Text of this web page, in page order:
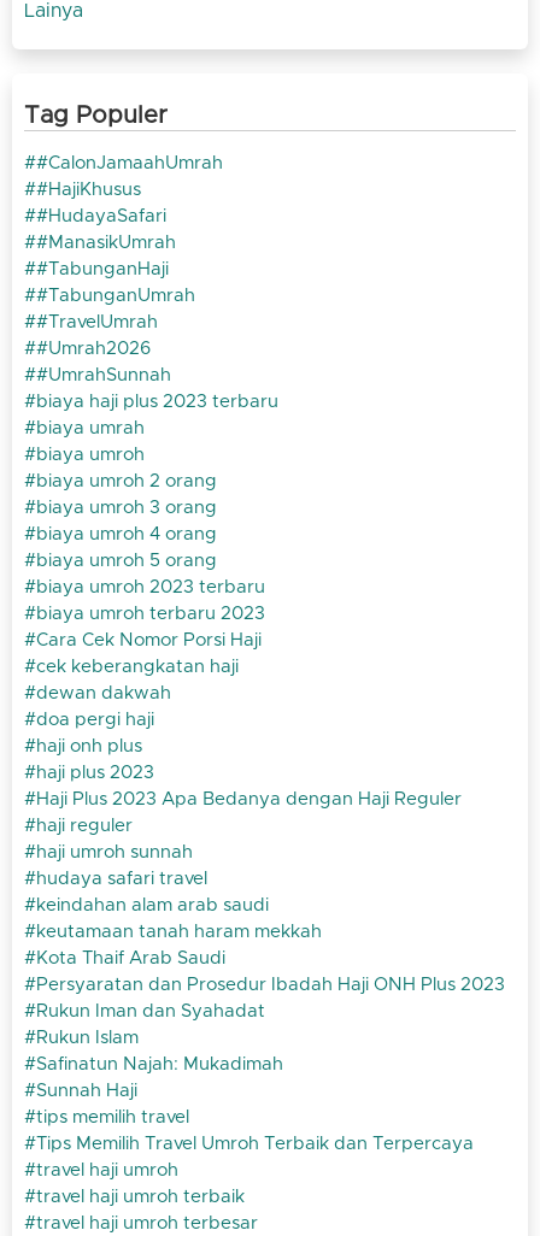
Lainya
Tag Populer
#CalonJamaahUmrah
#HajiKhusus
#HudayaSafari
#ManasikUmrah
#TabunganHaji
#TabunganUmrah
#TravelUmrah
#Umrah2026
#UmrahSunnah
biaya haji plus 2023 terbaru
biaya umrah
biaya umroh
biaya umroh 2 orang
biaya umroh 3 orang
biaya umroh 4 orang
biaya umroh 5 orang
biaya umroh 2023 terbaru
biaya umroh terbaru 2023
Cara Cek Nomor Porsi Haji
cek keberangkatan haji
dewan dakwah
doa pergi haji
haji onh plus
haji plus 2023
Haji Plus 2023 Apa Bedanya dengan Haji Reguler
haji reguler
haji umroh sunnah
hudaya safari travel
keindahan alam arab saudi
keutamaan tanah haram mekkah
Kota Thaif Arab Saudi
Persyaratan dan Prosedur Ibadah Haji ONH Plus 2023
Rukun Iman dan Syahadat
Rukun Islam
Safinatun Najah: Mukadimah
Sunnah Haji
tips memilih travel
Tips Memilih Travel Umroh Terbaik dan Terpercaya
travel haji umroh
travel haji umroh terbaik
travel haji umroh terbesar